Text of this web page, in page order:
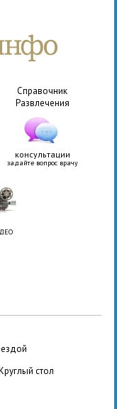
Справочник
Развлечения
консультации
задайте вопрос врачу
круглый стол